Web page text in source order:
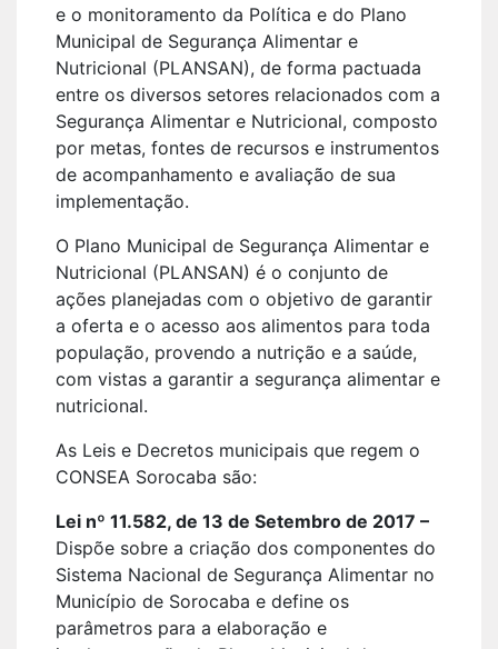
e o monitoramento da Política e do Plano
Municipal de Segurança Alimentar e
Nutricional (PLANSAN), de forma pactuada
entre os diversos setores relacionados com a
Segurança Alimentar e Nutricional, composto
por metas, fontes de recursos e instrumentos
de acompanhamento e avaliação de sua
implementação.
O Plano Municipal de Segurança Alimentar e
Nutricional (PLANSAN) é o conjunto de
ações planejadas com o objetivo de garantir
a oferta e o acesso aos alimentos para toda
população, provendo a nutrição e a saúde,
com vistas a garantir a segurança alimentar e
nutricional.
As Leis e Decretos municipais que regem o
CONSEA Sorocaba são:
Lei nº 11.582, de 13 de Setembro de 2017 –
Dispõe sobre a criação dos componentes do
Sistema Nacional de Segurança Alimentar no
Município de Sorocaba e define os
parâmetros para a elaboração e